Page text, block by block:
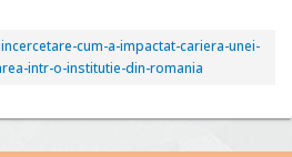
cum-a-impactat-cariera-unei-
intr-o-institutie-din-romania